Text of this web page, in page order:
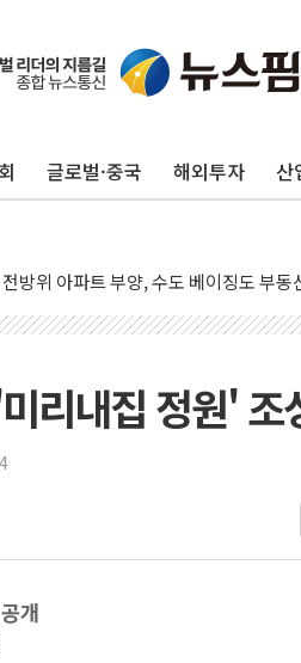
글로벌·중국 해외투자 산
중부 전 해상 풍랑주의보…10일까지 최
폭염에 온열질환 사망 23명…정부, 비
용대리 계곡서 수위 상승으로 피서객
시, 11~14일 '별똥별 멍' 운영…페르세
밭에서 일하던 90대 숨져…온열질환 여
에 車 운전면허 기능시험 오전 집중 편
통령, 'ISA·주가누르기 방지법' 전면 재
우 특보' 경북 울진 시간당 20~30mm 강
말 무더위·열대야 지속…내륙 곳곳 소나
훈 "용산공원 주택 검토, 민주당 스스로
주말 무더위 지속…청주·진천 35도, 곳
보완수사권 폐지·공소청 출범…피해
리내집 정원' 조
개